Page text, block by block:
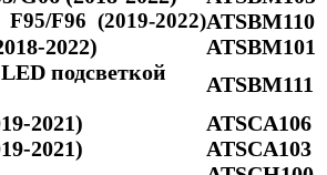
F96 (2019-2022)ATSBM110
2022)
ATSBM101
подсветкой
ATSBM111
2021)
ATSCA106
2021)
ATSCA103